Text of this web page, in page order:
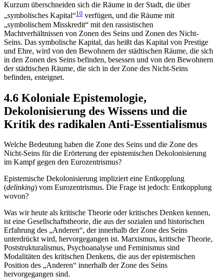
Kurzum überschneiden sich die Räume in der Stadt, die über
„symbolisches Kapital“10 verfügen, und die Räume mit
„symbolischem Misskredit“ mit den rassistischen
Machtverhältnissen von Zonen des Seins und Zonen des Nicht-
Seins. Das symbolische Kapital, das heißt das Kapital von Prestige
und Ehre, wird von den Bewohnern der städtischen Räume, die sich
in den Zonen des Seins befinden, besessen und von den Bewohnern
der städtischen Räume, die sich in der Zone des Nicht-Seins
befinden, enteignet.
4.6 Koloniale Epistemologie,
Dekolonisierung des Wissens und die
Kritik des radikalen Anti-Essentialismus
Welche Bedeutung haben die Zone des Seins und die Zone des
Nicht-Seins für die Erörterung der epistemischen Dekolonisierung
im Kampf gegen den Eurozentrismus?
Epistemische Dekolonisierung impliziert eine Entkopplung
(delinking) vom Eurozentrismus. Die Frage ist jedoch: Entkopplung
wovon?
Was wir heute als kritische Theorie oder kritisches Denken kennen,
ist eine Gesellschaftstheorie, die aus der sozialen und historischen
Erfahrung des „Anderen“, der innerhalb der Zone des Seins
unterdrückt wird, hervorgegangen ist. Marxismus, kritische Theorie,
Poststrukturalismus, Psychoanalyse und Feminismus sind
Modalitäten des kritischen Denkens, die aus der epistemischen
Position des „Anderen“ innerhalb der Zone des Seins
hervorgegangen sind.